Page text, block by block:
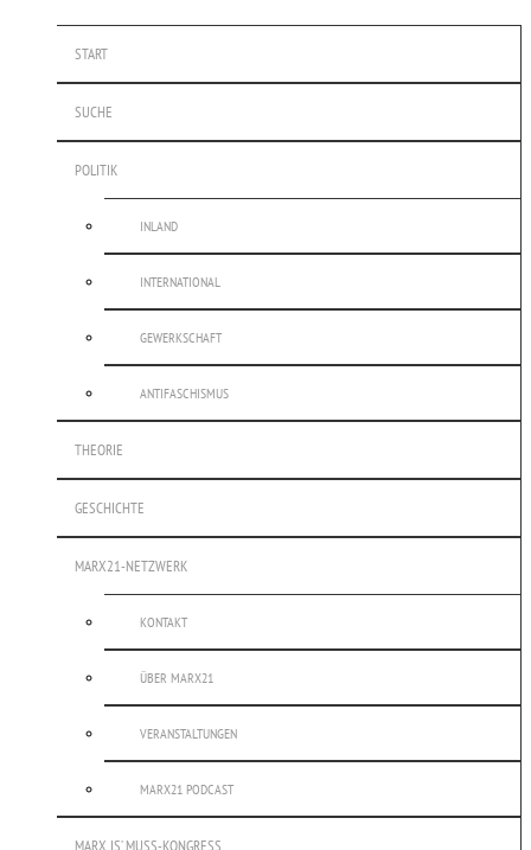
START
SUCHE
POLITIK
INLAND
INTERNATIONAL
GEWERKSCHAFT
ANTIFASCHISMUS
THEORIE
GESCHICHTE
MARX21-NETZWERK
KONTAKT
ÜBER MARX21
VERANSTALTUNGEN
MARX21 PODCAST
MARX IS’ MUSS-KONGRESS